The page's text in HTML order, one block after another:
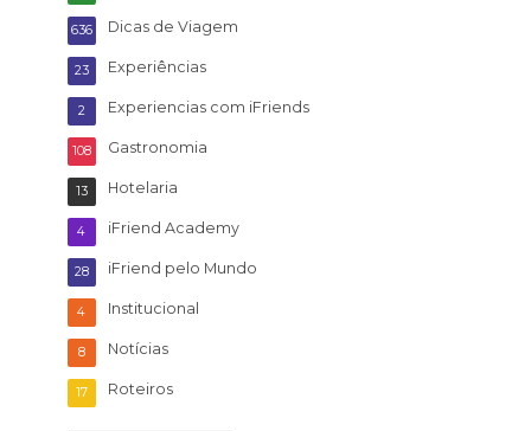
Dicas de Viagem
636
Experiências
23
Experiencias com iFriends
2
Gastronomia
108
Hotelaria
13
iFriend Academy
4
iFriend pelo Mundo
28
Institucional
4
Notícias
8
Roteiros
17